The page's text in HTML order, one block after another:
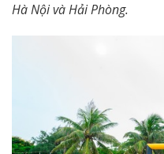
Hà Nội và Hải Phòng.